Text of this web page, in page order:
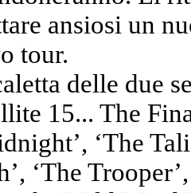
ansiosi un
tour.
delle due
15... The
‘The
‘The